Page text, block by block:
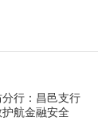
行：昌邑支行
航金融安全